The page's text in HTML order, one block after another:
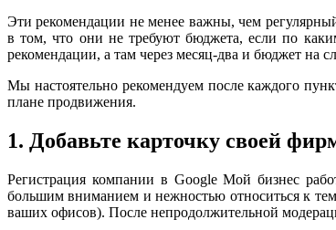
Эти рекомендации не менее важны, чем
в том, что они не требуют бюджета, если по
рекомендации, а там через месяц-два и бюджет на
Мы настоятельно рекомендуем после каждого
плане продвижения.
1. Добавьте карточку своей
Регистрация компании в Google Мой бизнес
большим вниманием и нежностью относиться к
ваших офисов). После непродолжительной